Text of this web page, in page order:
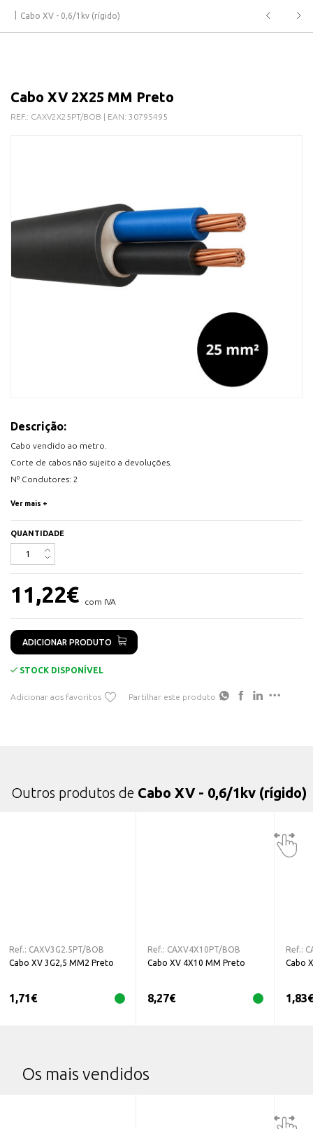
Cabo XV - 0,6/1kv (rígido)
Cabo XV 2X25 MM Preto
REF.: CAXV2X25PT/BOB | EAN: 30795495
Descrição:
Cabo vendido ao metro.
Corte de cabos não sujeito a devoluções.
Nº Condutores: 2
Tensão nominal: 0,6/1Kv
Apropriado para as seguintes instalações:
Redes subterrâneas para distribuição em baixa tensão
Redes de alimentação subterrânea para instalações de
Redes de distribuição de energia elétrica. Derivações
Instalações em locais de características especiais
Ver mais +
QUANTIDADE
11,22€ com IVA
ADICIONAR PRODUTO
STOCK DISPONÍVEL
Adicionar aos favoritos Partilhar este produto
Outros produtos de Cabo XV - 0,6/1kv (rígido)
Ref.: CAXV3G2.5PT/BOB
Cabo XV 3G2,5 MM2 Preto
1,71€
Ref.: CAXV4X10PT/BOB
Cabo XV 4X10 MM Preto
8,27€
Ref.:
Cabo
1,83€
Os mais vendidos